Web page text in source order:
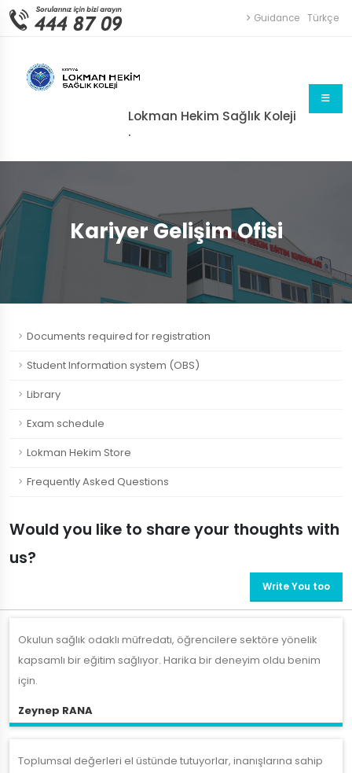
Guidance Türkçe
Lokman Hekim Sağlık Koleji
.
Kariyer Gelişim Ofisi
Documents required for registration
Student Information system (OBS)
Library
Exam schedule
Lokman Hekim Store
Frequently Asked Questions
Would you like to share your thoughts with
us?
Write You too
Okulun sağlık odaklı müfredatı, öğrencilere sektöre yönelik
kapsamlı bir eğitim sağlıyor. Harika bir deneyim oldu benim
için.
Zeynep RANA
Toplumsal değerleri el üstünde tutuyorlar, inanışlarına sahip